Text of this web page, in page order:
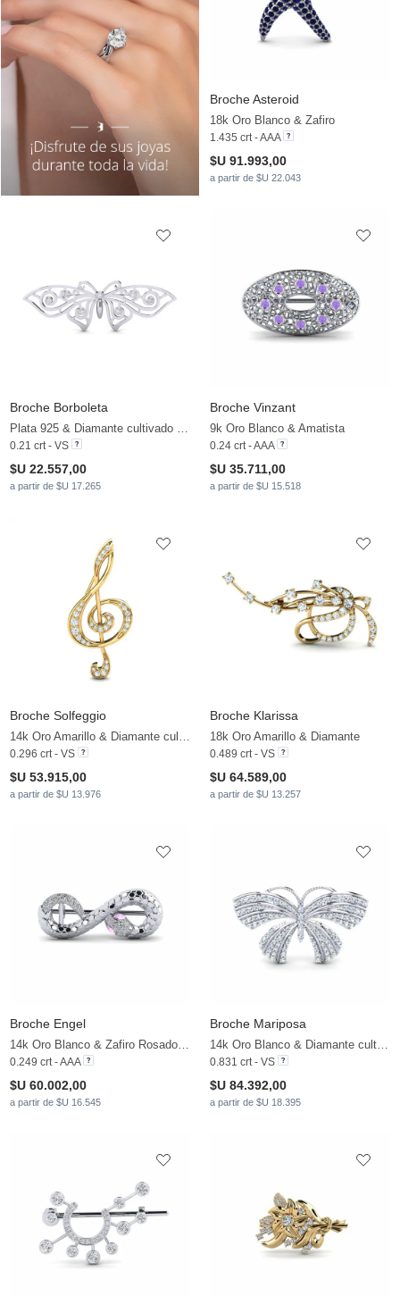
Broche Asteroid
18k Oro Blanco & Zafiro
1.435 crt - AAA
$U 91.993,00
a partir de $U 22.043
Broche Borboleta
Plata 925 & Diamante cultivado en laboratorio
0.21 crt - VS
$U 22.557,00
a partir de $U 17.265
Broche Vinzant
9k Oro Blanco & Amatista
0.24 crt - AAA
$U 35.711,00
a partir de $U 15.518
Broche Solfeggio
14k Oro Amarillo & Diamante cultivado en laboratorio
0.296 crt - VS
$U 53.915,00
a partir de $U 13.976
Broche Klarissa
18k Oro Amarillo & Diamante
0.489 crt - VS
$U 64.589,00
a partir de $U 13.257
Broche Engel
14k Oro Blanco & Zafiro Rosado & Circonita
0.249 crt - AAA
$U 60.002,00
a partir de $U 16.545
Broche Mariposa
14k Oro Blanco & Diamante cultivado en laboratorio
0.831 crt - VS
$U 84.392,00
a partir de $U 18.395